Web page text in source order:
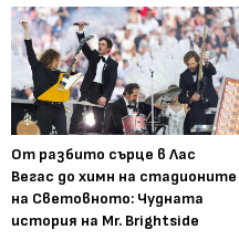
От разбито сърце в Лас
Вегас до химн на стадионите
на Световното: Чудната
история на Mr. Brightside